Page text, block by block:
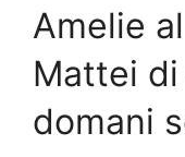
Amelie
Mattei di
domani